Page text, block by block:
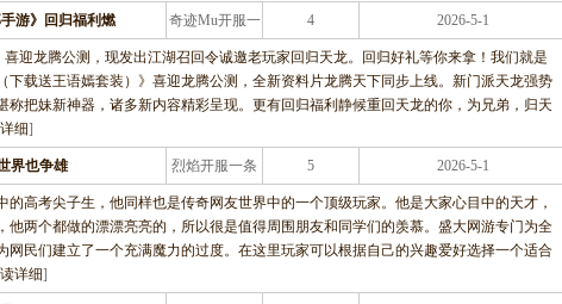
游》回归福利燃 奇迹Mu开服一
条龙服务
4 2026-5-1
迎龙腾公测，现发出江湖召回令诚邀老玩家回归天龙。回归好礼等你来拿！我们就是
载送王语嫣套装）》喜迎龙腾公测，全新资料片龙腾天下同步上线。新门派天龙强势
称把妹新神器，诸多新内容精彩呈现。更有回归福利静候重回天龙的你，为兄弟，归天
细]
界也争雄 烈焰开服一条
龙服务
5 2026-5-1
高考尖子生，他同样也是传奇网友世界中的一个顶级玩家。他是大家心目中的天才，
他两个都做的漂漂亮亮的，所以很是值得周围朋友和同学们的羡慕。盛大网游专门为全
网民们建立了一个充满魔力的过度。在这里玩家可以根据自己的兴趣爱好选择一个适合
详细]